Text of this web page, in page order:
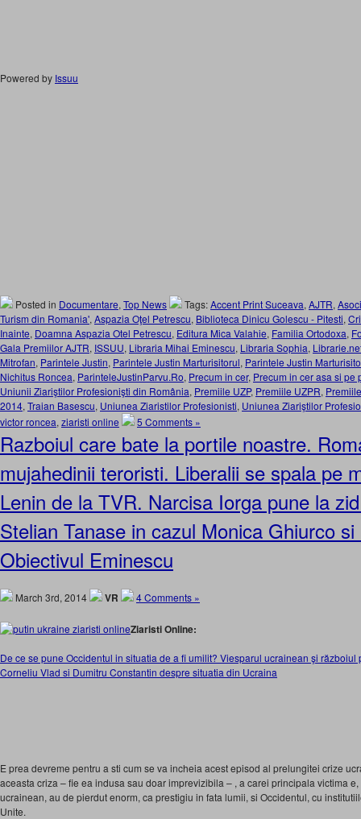
Powered by Issuu
Posted in Documentare, Top News Tags:Accent Print Suceava, AJTR,
Turism din Romania', Aspazia Oţel Petrescu, Biblioteca Dinicu Golescu - Pitesti,
Inainte, Doamna Aspazia Otel Petrescu, Editura Mica Valahie, Familia Ortodoxa,
Gala Premiilor AJTR, ISSUU, Libraria Mihai Eminescu, Libraria Sophia,
Mitrofan, Parintele Justin, Parintele Justin Marturisitorul, Parintele Justin
Nichitus Roncea, ParinteleJustinParvu.Ro, Precum in cer, Precum in cer asa si pe
Uniunii Ziariştilor Profesionişti din România, Premiile UZP, Premiile UZPR,
2014, Traian Basescu, Uniunea Ziaristilor Profesionisti, Uniunea Ziariştilor
victor roncea, ziaristi online 5 Comments »
Razboiul care bate la portile noastre.
mujahedinii teroristi. Liberalii se spala pe
Lenin de la TVR. Narcisa Iorga pune la
Stelian Tanase in cazul Monica Ghiurco
Obiectivul Eminescu
March 3rd, 2014 VR 4 Comments »
Ziaristi Online:
De ce se pune Occidentul in situatia de a fi umilit? Viesparul ucrainean şi războiul
Corneliu Vlad si Dumitru Constantin despre situatia din Ucraina
E prea devreme pentru a sti cum se va incheia acest episod al prelungitei crize
aceasta criza – fie ea indusa sau doar imprevizibila – , a carei principala victima
ucrainean, au de pierdut enorm, ca prestigiu in fata lumii, si Occidentul, cu
Unite.